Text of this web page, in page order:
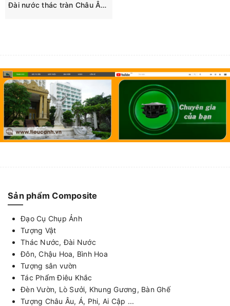
Đài nước thác tràn Châu Âu composite đẹp
Sản phẩm Composite
Đạo Cụ Chụp Ảnh
Tượng Vật
Thác Nước, Đài Nước
Đôn, Chậu Hoa, Bình Hoa
Tượng sân vườn
Tác Phẩm Điêu Khắc
Đèn Vườn, Lò Sưởi, Khung Gương, Bàn Ghế
Tượng Châu Âu, Á, Phi, Ai Cập ...